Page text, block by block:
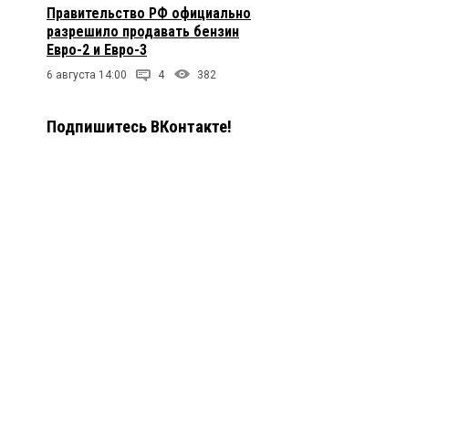
Правительство РФ официально
разрешило продавать бензин
Евро-2 и Евро-3
6 августа 14:00 4 382
Подпишитесь ВКонтакте!